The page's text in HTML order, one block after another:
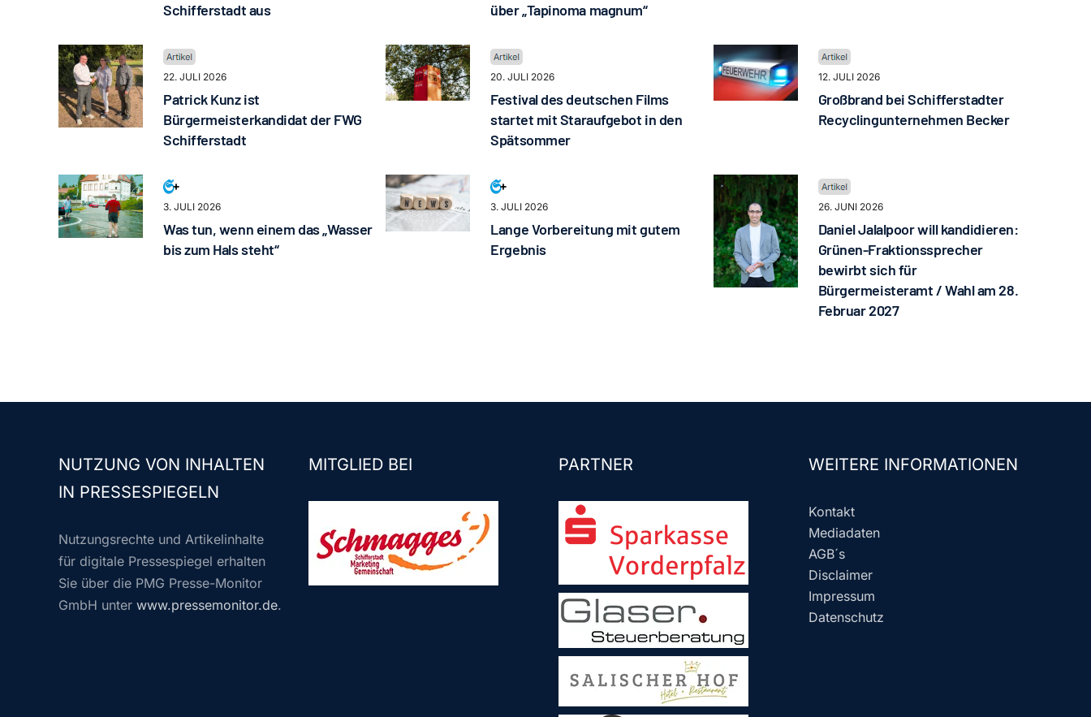
Schifferstadt aus
über „Tapinoma magnum“
22. JULI 2026
Patrick Kunz ist
Bürgermeisterkandidat der FWG
Schifferstadt
20. JULI 2026
Festival des deutschen Films
startet mit Staraufgebot in den
Spätsommer
12. JULI 2026
Großbrand bei Schifferstadter
Recyclingunternehmen Becker
3. JULI 2026
Was tun, wenn einem das „Wasser
bis zum Hals steht“
3. JULI 2026
Lange Vorbereitung mit gutem
Ergebnis
26. JUNI 2026
Daniel Jalalpoor will kandidieren:
Grünen-Fraktionssprecher
bewirbt sich für
Bürgermeisteramt / Wahl am 28.
Februar 2027
NUTZUNG VON INHALTEN
IN PRESSESPIEGELN
Nutzungsrechte und Artikelinhalte
für digitale Pressespiegel erhalten
Sie über die PMG Presse-Monitor
GmbH unter www.pressemonitor.de.
MITGLIED BEI PARTNER WEITERE INFORMATIONEN
Kontakt
Mediadaten
AGB´s
Disclaimer
Impressum
Datenschutz